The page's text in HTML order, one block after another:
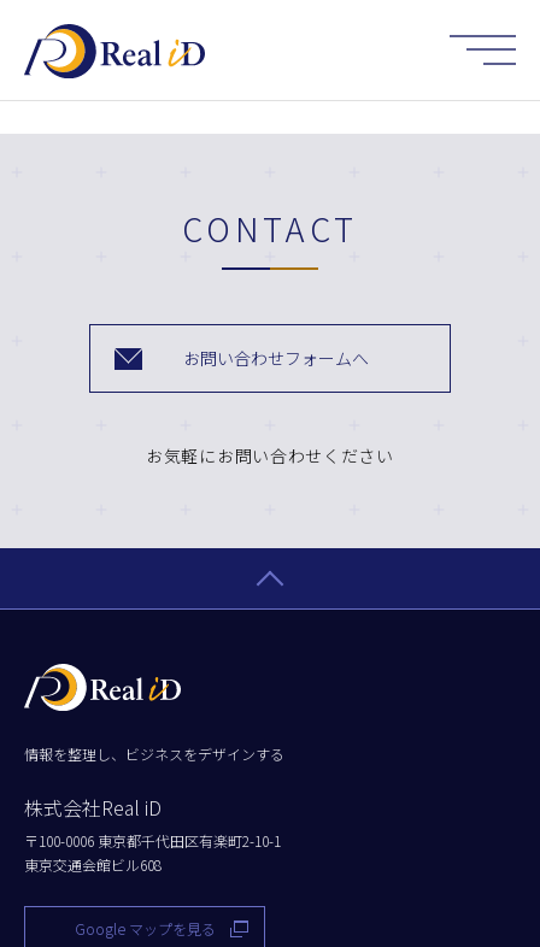
CONTACT
お問い合わせフォームへ
お気軽にお問い合わせください
情報を整理し、ビジネスをデザインする
株式会社Real iD
〒100-0006 東京都千代田区有楽町2-10-1
東京交通会館ビル608
Google マップを見る